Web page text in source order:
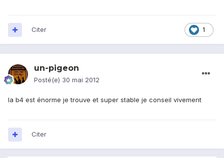
1
Citer
un-pigeon
Posté(e) 30 mai 2012
la b4 est énorme je trouve et super stable je conseil vivement
Citer